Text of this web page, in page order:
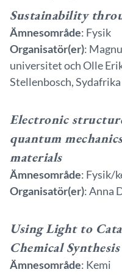
Sustainability
Ämnesområde: Fysik
Organisatör(er):
universitet och Olle
Stellenbosch, Sydafrika
Electronic
quantum
materials
Ämnesområde: Fysik/
Organisatör(er): Anna
Using Light to
Chemical Synthesis
Ämnesområde: Kemi